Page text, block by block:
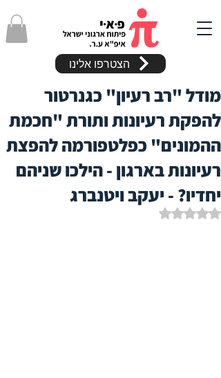
הצטרפו אלינו
מודל "רב רעיון" כגנרטור
להפקת רעיונות ותורת "חכמת
ההמונים" כפלטפורמה להפצת
רעיונות בארגון - הילכו שניהם
יחדיו? - יעקב ויטנברג
דירוג של NaN מתוך 5 כוכבים